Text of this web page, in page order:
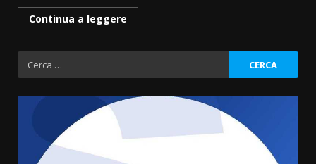
Continua a leggere
Ricerca
per: